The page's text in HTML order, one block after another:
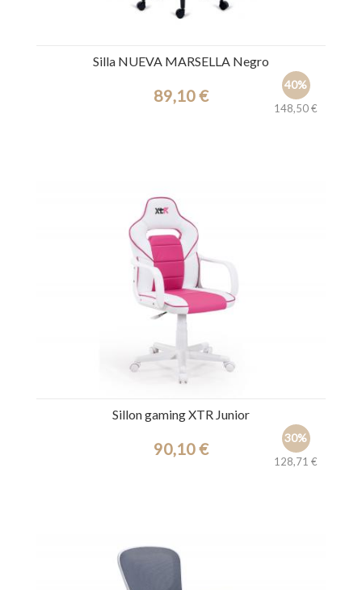
Silla NUEVA MARSELLA Negro
40%
148,50 €
89,10 €
Sillon gaming XTR Junior
30%
128,71 €
90,10 €